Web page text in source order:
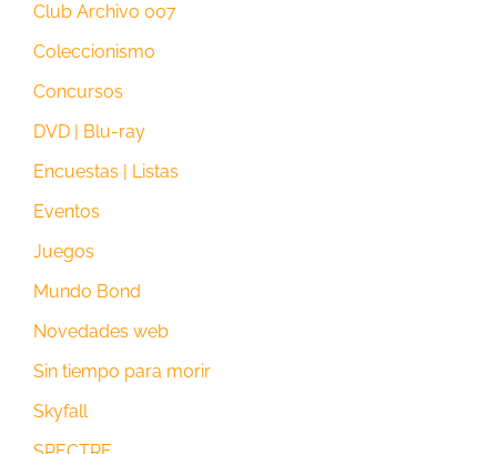
Club Archivo 007
Coleccionismo
Concursos
DVD | Blu-ray
Encuestas | Listas
Eventos
Juegos
Mundo Bond
Novedades web
Sin tiempo para morir
Skyfall